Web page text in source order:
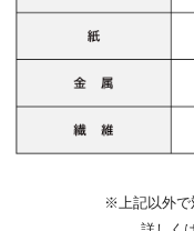
※上記以外で